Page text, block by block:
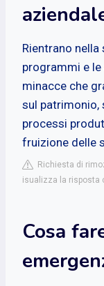
Rientrano
programmi e
minacce che
sul patrimonio,
processi
fruizione delle
Richiesta di
isualizza la risposta
Cosa